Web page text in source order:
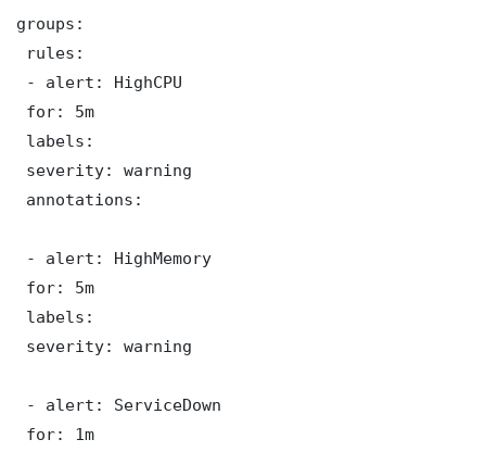
groups:
rules:
- alert: HighCPU
for: 5m
labels:
severity: warning
annotations:
- alert: HighMemory
for: 5m
labels:
severity: warning
- alert: ServiceDown
for: 1m